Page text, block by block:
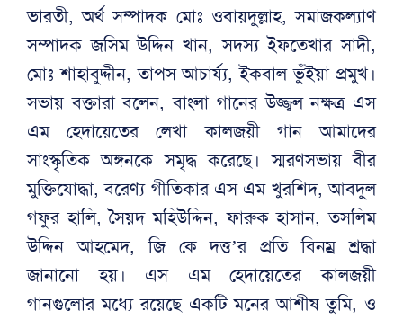
ভারতী, অর্থ সম্পাদক মোঃ ওবায়দুল্লাহ, সমাজকল্যাণ
সম্পাদক জসিম উদ্দিন খান, সদস্য ইফতেখার সাদী,
মোঃ শাহাবুদ্দীন, তাপস আচার্য্য, ইকবাল ভুঁইয়া প্রমুখ।
সভায় বক্তারা বলেন, বাংলা গানের উজ্জ্বল নক্ষত্র এস
এম হেদায়েতের লেখা কালজয়ী গান আমাদের
সাংস্কৃতিক অঙ্গনকে সমৃদ্ধ করেছে। স্মরণসভায় বীর
মুক্তিযোদ্ধা, বরেণ্য গীতিকার এস এম খুরশিদ, আবদুল
গফুর হালি, সৈয়দ মহিউদ্দিন, ফারুক হাসান, তসলিম
উদ্দিন আহমেদ, জি কে দত্ত’র প্রতি বিনম্র শ্রদ্ধা
জানানো হয়। এস এম হেদায়েতের কালজয়ী
গানগুলোর মধ্যে রয়েছে একটি মনের আশীষ তুমি, ও